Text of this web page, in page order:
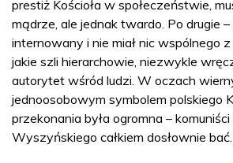
prestiż Kościoła w społeczeństwie,
mądrze, ale jednak twardo. Po drugie
internowany i nie miał nic wspólnego
jakie szli hierarchowie, niezwykle
autorytet wśród ludzi. W oczach
jednoosobowym symbolem polskiego
przekonania była ogromna –
Wyszyńskiego całkiem dosłownie bać.